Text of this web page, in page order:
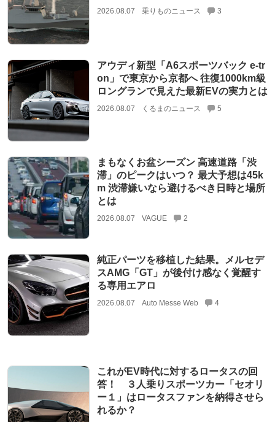
2026.08.07 乗りものニュース 3
アウディ新型「A6スポーツバック e-tr
on」で東京から京都へ 往復1000km級
ロングランで見えた最新EVの実力とは
2026.08.07 くるまのニュース 5
まもなくお盆シーズン 高速道路「渋
滞」のピークはいつ？ 最大予想は45k
m 渋滞嫌いなら避けるべき日時と場所
とは
2026.08.07 VAGUE 2
純正パーツを移植した結果。メルセデ
スAMG「GT」が後付け感なく覚醒す
る専用エアロ
2026.08.07 Auto Messe Web 4
これがEV時代に対するロータスの回
答！ ３人乗りスポーツカー「セオリ
ー１」はロータスファンを納得させら
れるか？